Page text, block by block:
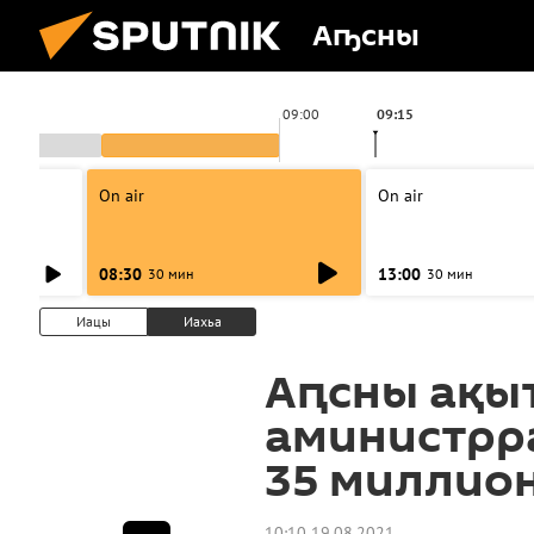
Аҧсны
09:00 09:15
On air
08:30 30 мин
On air
13:00 30 мин
Иацы Иахьа
Аԥсны
35